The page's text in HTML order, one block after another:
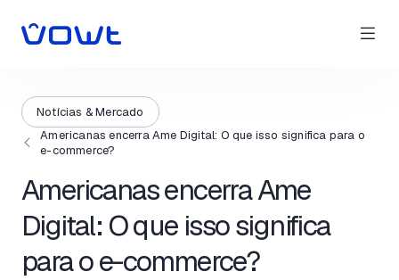
Notícias & Mercado
Americanas encerra Ame Digital: O que isso significa para o
e-commerce?
Americanas encerra Ame
Digital: O que isso significa
para o e-commerce?